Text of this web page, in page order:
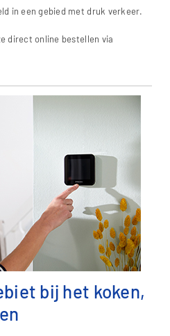
in een gebied met druk verkeer.
direct online bestellen via
bij het koken,